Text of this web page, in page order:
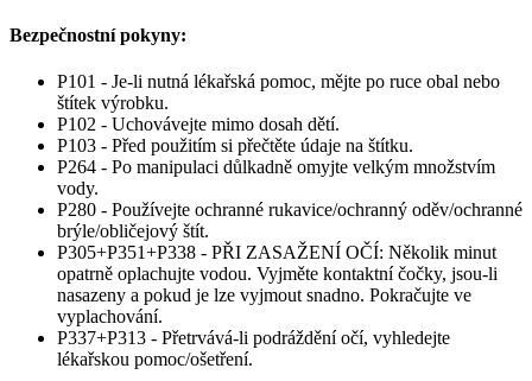
Bezpečnostní pokyny:
P101 - Je-li nutná lékařská pomoc, mějte po ruce obal nebo
štítek výrobku.
P102 - Uchovávejte mimo dosah dětí.
P103 - Před použitím si přečtěte údaje na štítku.
P264 - Po manipulaci důlkadně omyjte velkým množstvím
vody.
P280 - Používejte ochranné rukavice/ochranný oděv/ochranné
brýle/obličejový štít.
P305+P351+P338 - PŘI ZASAŽENÍ OČÍ: Několik minut
opatrně oplachujte vodou. Vyjměte kontaktní čočky, jsou-li
nasazeny a pokud je lze vyjmout snadno. Pokračujte ve
vyplachování.
P337+P313 - Přetrvává-li podráždění očí, vyhledejte
lékařskou pomoc/ošetření.